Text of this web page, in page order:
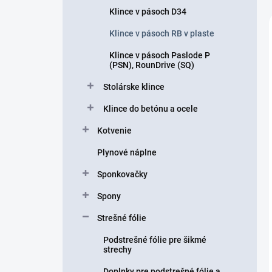
Klince v pásoch D34
Klince v pásoch RB v plaste
Klince v pásoch Paslode P
(PSN), RounDrive (SQ)
Stolárske klince
Klince do betónu a ocele
Kotvenie
Plynové náplne
Sponkovačky
Spony
Strešné fólie
Podstrešné fólie pre šikmé
strechy